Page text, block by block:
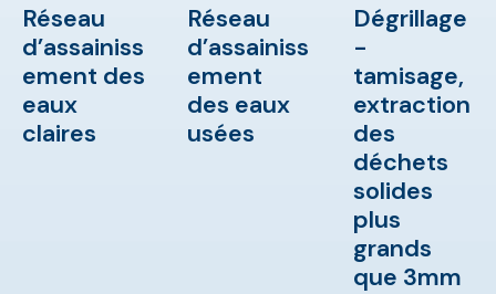
Réseau
d’assainiss
ement des
eaux
claires
Réseau
d’assainiss
ement
des eaux
usées
Dégrillage
-
tamisage,
extraction
des
déchets
solides
plus
grands
que 3mm